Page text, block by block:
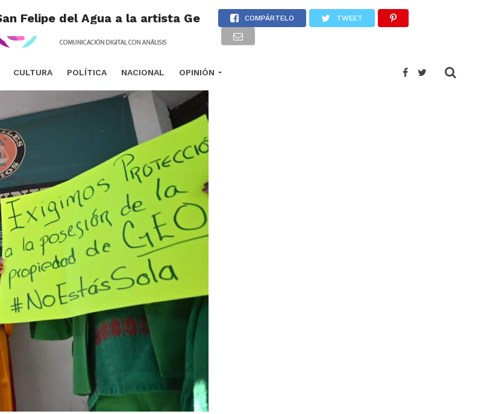
CULTURA POLÍTICA NACIONAL OPINIÓN
Felipe del Agua a la artista Geo MenesesCOMPÁRTELO TWEET